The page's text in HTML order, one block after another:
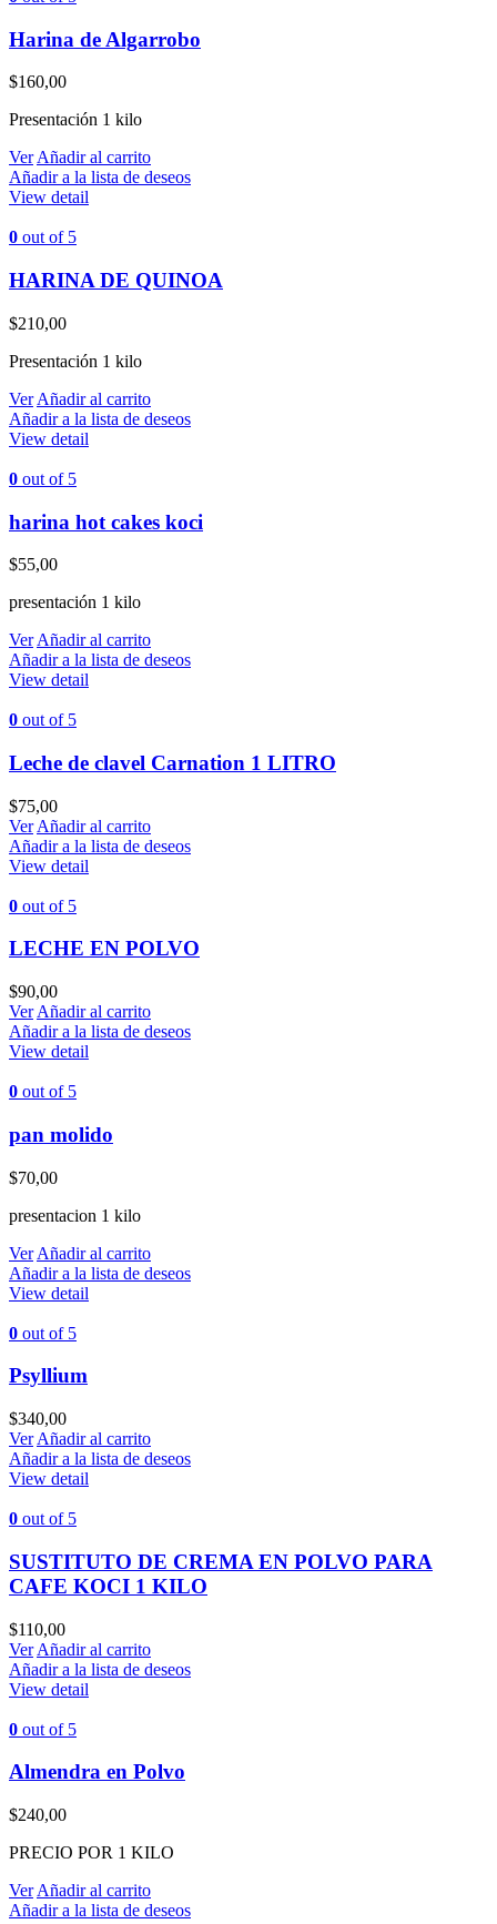
Harina de Algarrobo
$160,00
Presentación 1 kilo
VerAñadir al carrito
Añadir a la lista de deseos
View detail
0 out of 5
HARINA DE QUINOA
$210,00
Presentación 1 kilo
Ver Añadir al carrito
Añadir a la lista de deseos
View detail
0 out of 5
harina hot cakes koci
$55,00
presentación 1 kilo
Ver Añadir al carrito
Añadir a la lista de deseos
View detail
0 out of 5
Leche de clavel Carnation 1 LITRO
$75,00
Ver Añadir al carrito
Añadir a la lista de deseos
View detail
0 out of 5
LECHE EN POLVO
$90,00
Ver Añadir al carrito
Añadir a la lista de deseos
View detail
0 out of 5
pan molido
$70,00
presentacion 1 kilo
Ver Añadir al carrito
Añadir a la lista de deseos
View detail
0 out of 5
Psyllium
$340,00
Ver Añadir al carrito
Añadir a la lista de deseos
View detail
0 out of 5
SUSTITUTO DE CREMA EN POLVO PARA
CAFE KOCI 1 KILO
$110,00
Ver Añadir al carrito
Añadir a la lista de deseos
View detail
0 out of 5
Almendra en Polvo
$240,00
PRECIO POR 1 KILO
Ver Añadir al carrito
Añadir a la lista de deseos